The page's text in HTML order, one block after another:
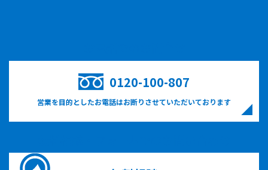
0120-100-807
営業を目的としたお電話はお断りさせていただいております